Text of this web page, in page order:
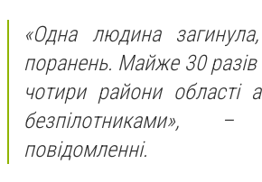
«Одна людина
поранень. Майже 30 разів
чотири райони області
безпілотниками», –
повідомленні.